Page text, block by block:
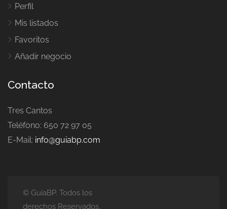
Perfil
Mis listados
Favoritos
Añadir negocio
Contacto
Tres Cantos
Teléfono: 650 72 97 05
E-Mail: info@guiabp.com
© GuíaBP. Todos los
derechos Reservados.